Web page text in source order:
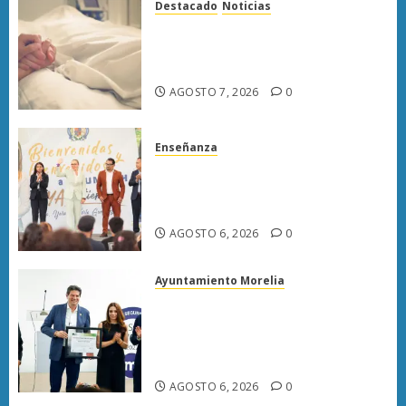
Destacado Noticias
AGOSTO 7, 2026 0
Enseñanza
AGOSTO 6, 2026 0
Ayuntamiento Morelia
AGOSTO 6, 2026 0